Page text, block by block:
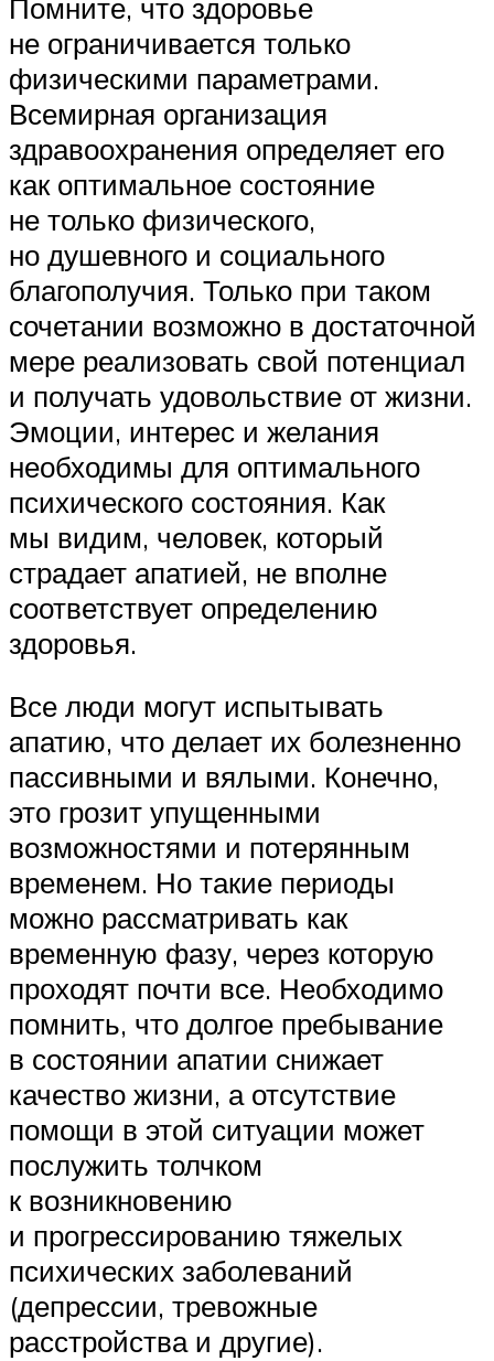
Помните, что здоровье
не ограничивается только
физическими параметрами.
Всемирная организация
здравоохранения определяет его
как оптимальное состояние
не только физического,
но душевного и социального
благополучия. Только при таком
сочетании возможно в достаточной
мере реализовать свой потенциал
и получать удовольствие от жизни.
Эмоции, интерес и желания
необходимы для оптимального
психического состояния. Как
мы видим, человек, который
страдает апатией, не вполне
соответствует определению
здоровья.
Все люди могут испытывать
апатию, что делает их болезненно
пассивными и вялыми. Конечно,
это грозит упущенными
возможностями и потерянным
временем. Но такие периоды
можно рассматривать как
временную фазу, через которую
проходят почти все. Необходимо
помнить, что долгое пребывание
в состоянии апатии снижает
качество жизни, а отсутствие
помощи в этой ситуации может
послужить толчком
к возникновению
и прогрессированию тяжелых
психических заболеваний
(депрессии, тревожные
расстройства и другие).